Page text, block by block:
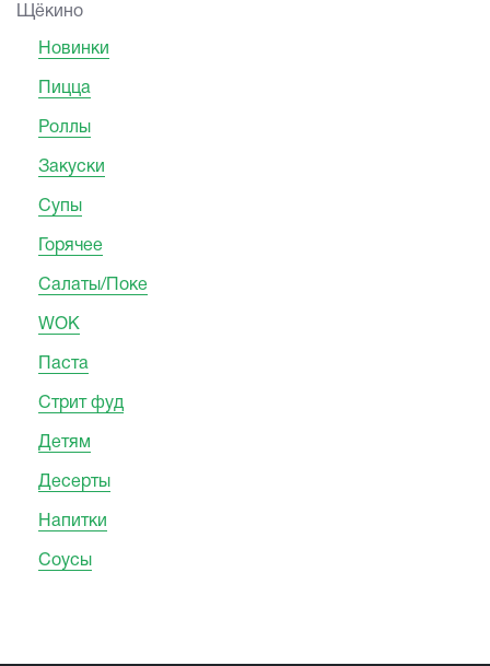
Щёкино
Новинки
Пицца
Роллы
Закуски
Супы
Горячее
Салаты/Поке
WOK
Паста
Стрит фуд
Детям
Десерты
Напитки
Соусы